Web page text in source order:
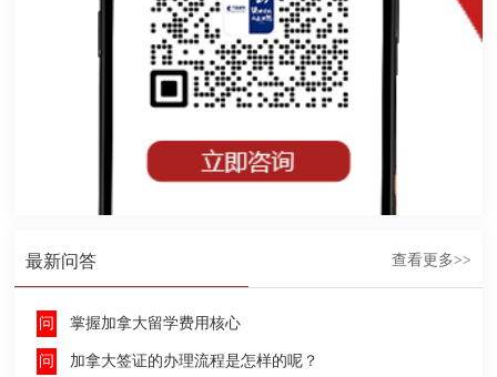
最新问答 查看更多>>
掌握加拿大留学费用核心
加拿大签证的办理流程是怎样的呢？